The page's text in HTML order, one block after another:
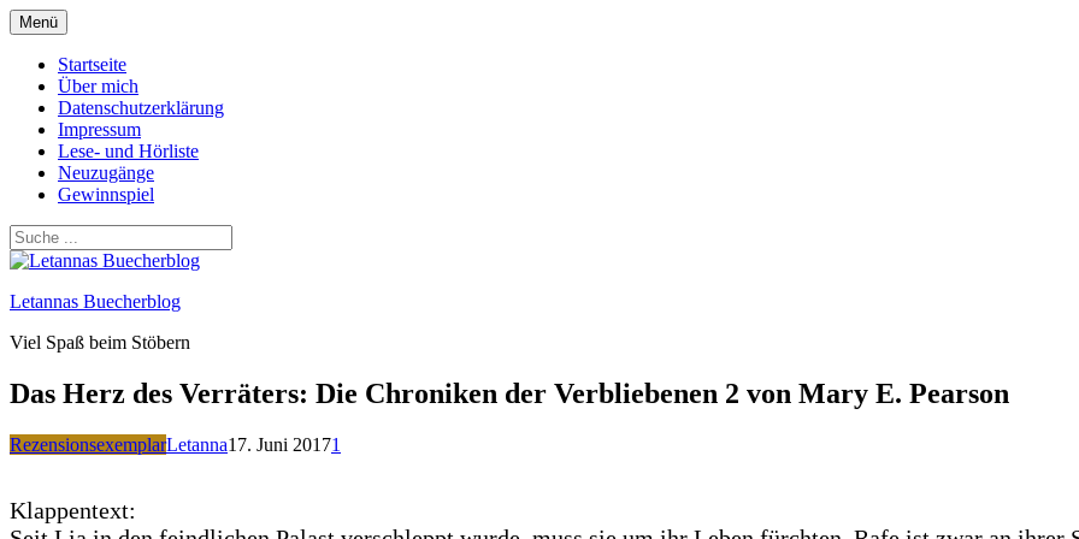
Zum
Inhalt
springen
Menü
Startseite
Über mich
Datenschutzerklärung
Impressum
Lese- und Hörliste
Neuzugänge
Gewinnspiel
Letannas Buecherblog
Viel Spaß beim Stöbern
Das Herz des Verräters: Die Chroniken der Verbliebenen 2 von Mary E. Pearson
RezensionsexemplarLetanna17. Juni 20171
Klappentext: